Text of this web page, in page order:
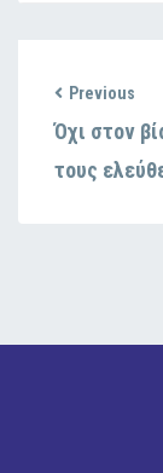
Previous
Όχι στον
τους